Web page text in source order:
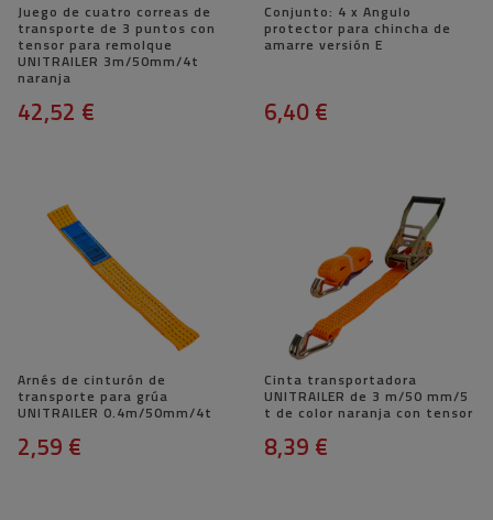
Juego de cuatro correas de
transporte de 3 puntos con
tensor para remolque
UNITRAILER 3m/50mm/4t
naranja
42,52 €
Conjunto: 4 x Angulo
protector para chincha de
amarre versión E
6,40 €
Arnés de cinturón de
transporte para grúa
UNITRAILER 0.4m/50mm/4t
2,59 €
Cinta transportadora
UNITRAILER de 3 m/50 mm/5
t de color naranja con tensor
8,39 €